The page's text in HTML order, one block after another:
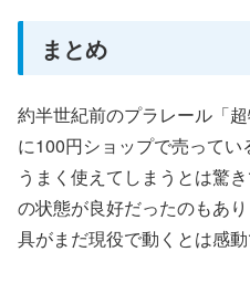
まとめ
約半世紀前のプラレール「
に100円ショップで売って
うまく使えてしまうとは驚
の状態が良好だったのもあ
具がまだ現役で動くとは感動